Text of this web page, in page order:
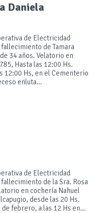
Daniela
de Electricidad
de Tamara
34 años. Velatorio en
Hasta las 12:00 Hs.
12:00 Hs, en el Cementerio
enluta…
de Electricidad
de la Sra. Rosa
en cochería Nahuel
desde las 20 Hs.
de febrero, a las 12 Hs en…